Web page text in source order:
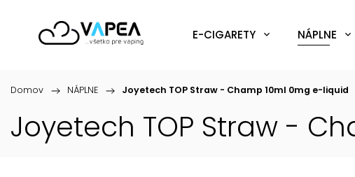
E-CIGARETY NÁPLNE
Domov / NÁPLNE / Joyetech TOP Straw - Champ 10ml 0mg e-liquid
Joyetech TOP Straw -